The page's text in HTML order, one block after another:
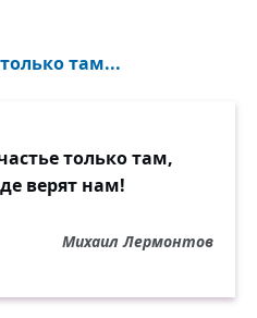
там...
только там,
верят нам!
Михаил Лермонтов